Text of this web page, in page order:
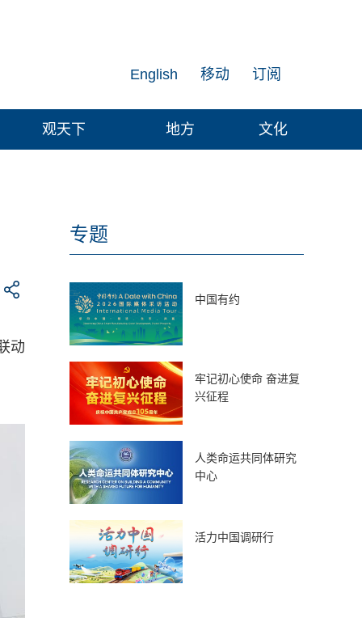
订阅
移动
English
观天下 地方 文化
动
专题
中国有约
牢记初心使命 奋进复
兴征程
人类命运共同体研究
中心
活力中国调研行